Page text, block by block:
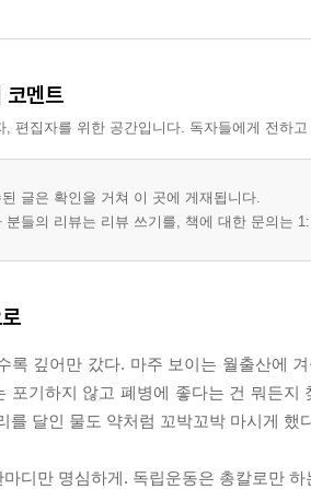
코멘트
, 편집자를 위한 공간입니다. 독자들에게 전하
된 글은 확인을 거쳐 이 곳에 게재됩니다.
분들의 리뷰는 리뷰 쓰기를, 책에 대한 문의는
록 깊어만 갔다. 마주 보이는 월출산에
포기하지 않고 폐병에 좋다는 건 뭐든
를 달인 물도 약처럼 꼬박꼬박 마시게
마디만 명심하게. 독립운동은 총칼로만